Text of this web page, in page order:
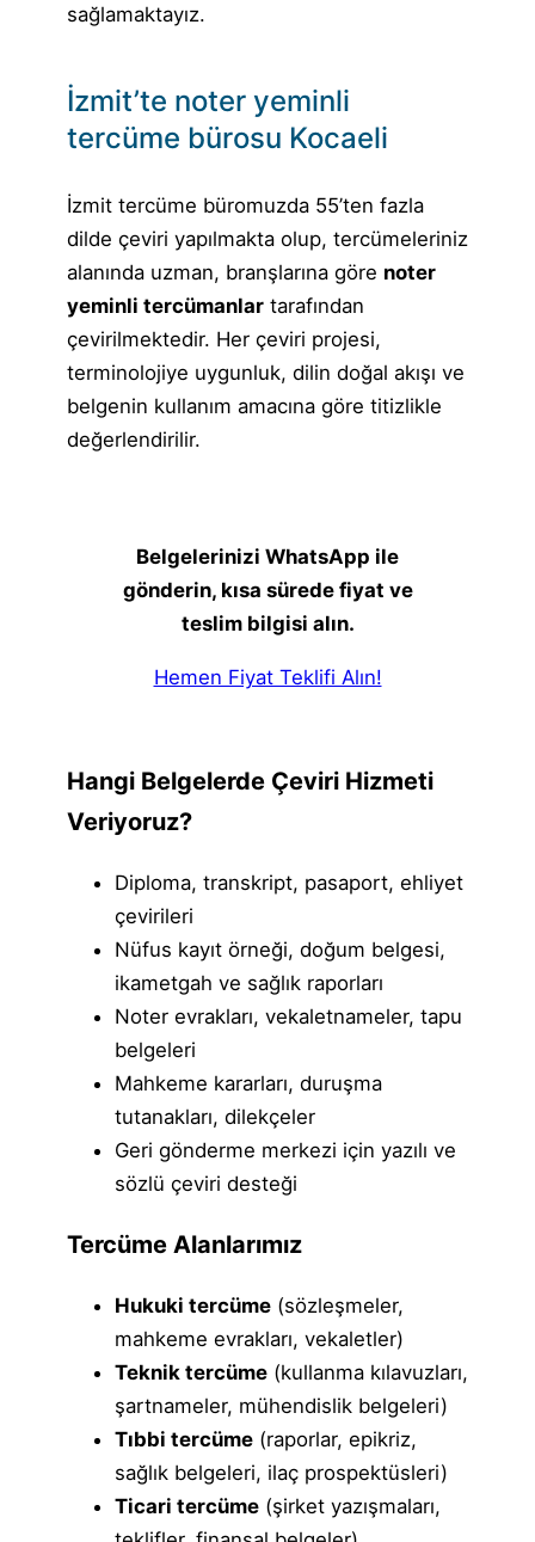
sağlamaktayız.
İzmit’te noter yeminli
tercüme bürosu Kocaeli
İzmit tercüme büromuzda 55’ten fazla
dilde çeviri yapılmakta olup, tercümeleriniz
alanında uzman, branşlarına göre noter
yeminli tercümanlar tarafından
çevirilmektedir. Her çeviri projesi,
terminolojiye uygunluk, dilin doğal akışı ve
belgenin kullanım amacına göre titizlikle
değerlendirilir.
Belgelerinizi WhatsApp ile
gönderin, kısa sürede fiyat ve
teslim bilgisi alın.
Hemen Fiyat Teklifi Alın!
Hangi Belgelerde Çeviri Hizmeti
Veriyoruz?
Diploma, transkript, pasaport, ehliyet
çevirileri
Nüfus kayıt örneği, doğum belgesi,
ikametgah ve sağlık raporları
Noter evrakları, vekaletnameler, tapu
belgeleri
Mahkeme kararları, duruşma
tutanakları, dilekçeler
Geri gönderme merkezi için yazılı ve
sözlü çeviri desteği
Tercüme Alanlarımız
Hukuki tercüme (sözleşmeler,
mahkeme evrakları, vekaletler)
Teknik tercüme (kullanma kılavuzları,
şartnameler, mühendislik belgeleri)
Tıbbi tercüme (raporlar, epikriz,
sağlık belgeleri, ilaç prospektüsleri)
Ticari tercüme (şirket yazışmaları,